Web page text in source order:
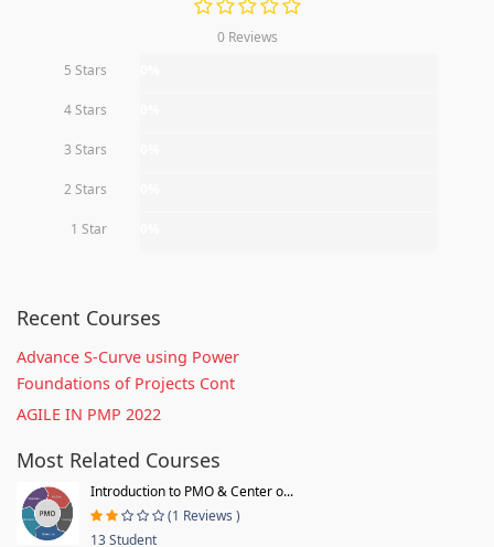
0 Reviews
5 Stars
4 Stars
3 Stars
2 Stars
1 Star
Recent Courses
Advance S-Curve using Power
Foundations of Projects Cont
AGILE IN PMP 2022
Most Related Courses
Introduction to PMO & Center o...
(1 Reviews )
13 Student